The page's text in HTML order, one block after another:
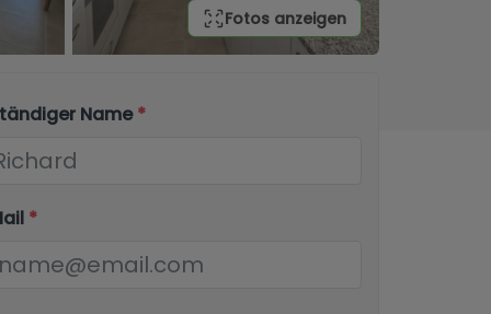
Fotos anzeigen
Name*
*